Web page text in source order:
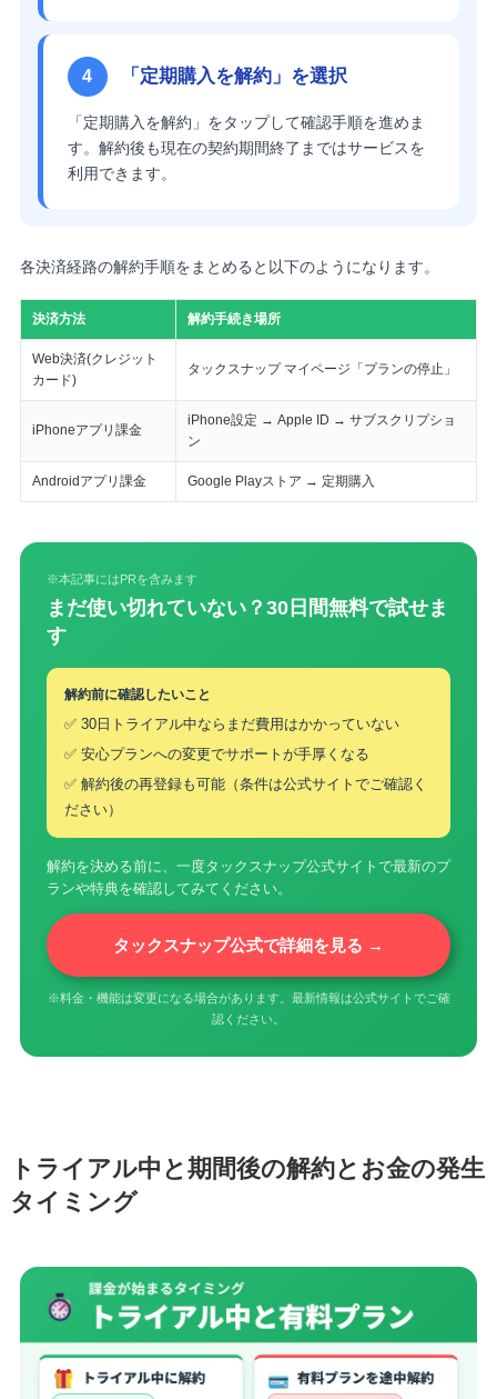
4 「定期購入を解約」を選択
「定期購入を解約」をタップして確認手順を進めま
す。解約後も現在の契約期間終了まではサービスを
利用できます。
各決済経路の解約手順をまとめると以下のようになります。
決済方法 解約手続き場所
Web決済(クレジット
カード)
タックスナップ マイページ「プランの停止」
iPhoneアプリ課金
iPhone設定 → Apple ID → サブスクリプショ
ン
Androidアプリ課金 Google Playストア → 定期購入
※本記事にはPRを含みます
まだ使い切れていない？30日間無料で試せま
す
解約前に確認したいこと
✅ 30日トライアル中ならまだ費用はかかっていない
✅ 安心プランへの変更でサポートが手厚くなる
✅ 解約後の再登録も可能（条件は公式サイトでご確認く
ださい）
解約を決める前に、一度タックスナップ公式サイトで最新のプ
ランや特典を確認してみてください。
タックスナップ公式で詳細を見る →
※料金・機能は変更になる場合があります。最新情報は公式サイトでご確
認ください。
トライアル中と期間後の解約とお金の発生
タイミング